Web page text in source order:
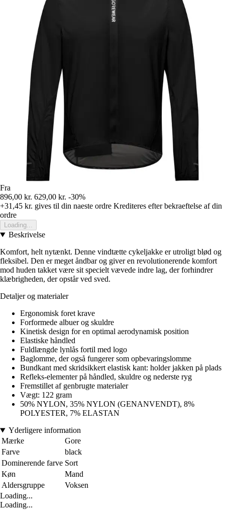
Fra
896,00 kr. 629,00 kr. -30%
+31,45 kr. gives til din naeste ordre Krediteres efter bekraeftelse af din
ordre
Loading...
Beskrivelse
Komfort, helt nytænkt. Denne vindtætte cykeljakke er utroligt blød og
fleksibel. Den er meget åndbar og giver en revolutionerende komfort
mod huden takket være sit specielt vævede indre lag, der forhindrer
klæbrigheden, der opstår ved sved.
Detaljer og materialer
Ergonomisk foret krave
Forformede albuer og skuldre
Kinetisk design for en optimal aerodynamisk position
Elastiske håndled
Fuldlængde lynlås fortil med logo
Baglomme, der også fungerer som opbevaringslomme
Bundkant med skridsikkert elastisk kant: holder jakken på plads
Refleks-elementer på håndled, skuldre og nederste ryg
Fremstillet af genbrugte materialer
Vægt: 122 gram
50% NYLON, 35% NYLON (GENANVENDT), 8%
POLYESTER, 7% ELASTAN
Yderligere information
Mærke
Gore
Farve
black
Dominerende farve Sort
Køn
Mand
Aldersgruppe
Voksen
Loading...
Loading...